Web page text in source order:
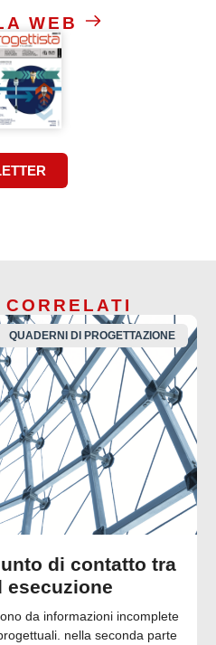
WEB
QUADERNI DI PROGETTAZIONE
di contatto tra
esecuzione
da informazioni incomplete
nella seconda parte